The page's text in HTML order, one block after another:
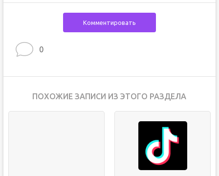
Комментировать
0
ПОХОЖИЕ ЗАПИСИ ИЗ ЭТОГО РАЗДЕЛА